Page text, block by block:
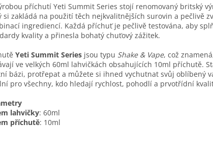
příchutí Yeti Summit Series stojí renomovaný britský
si zakládá na použití těch nejkvalitnějších surovin a pečlivě
ingrediencí. Každá příchuť je pečlivě testována, aby
kvality a přinesla bohatý chuťový zážitek.
Yeti Summit Series jsou typu Shake & Vape, což
ve velkých 60ml lahvičkách obsahujících 10ml příchutě.
bázi, protřepat a můžete si ihned vychutnat svůj oblíbený
pro všechny, kdo hledají rychlost, pohodlí a prvotřídní
lahvičky: 60ml
příchutě: 10ml